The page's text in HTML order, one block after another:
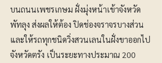
บนถนนเพชรเกษม ฝั่งมุ่งหน้าเข้าจังหวัด
พัทลุง ส่งผลให้ต้อง ปิดช่องจราจรบางส่วน
และให้รถทุกชนิดวิ่งสวนเลนในฝั่งขาออกไป
จังหวัดตรัง เป็นระยะทางประมาณ 200